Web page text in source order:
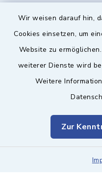
Wir weisen darauf hin,
Cookies einsetzen, um
Website zu
weiterer Dienste wird
Weitere
Zur
Leitweg-ID &